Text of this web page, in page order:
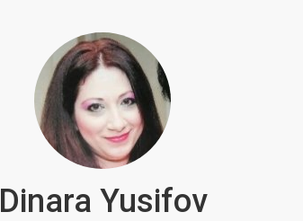
Dinara Yusifov